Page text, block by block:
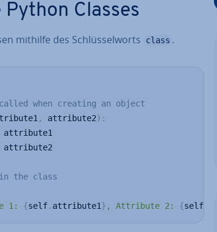
Classes
mithilfe des Schlüs­sel­worts class .
when creating an object
, attribute2 ) :
attribute1
attribute2
the class
1: {self. attribute1} , Attribute 2: {self